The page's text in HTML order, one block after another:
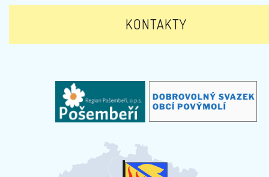
KONTAKTY